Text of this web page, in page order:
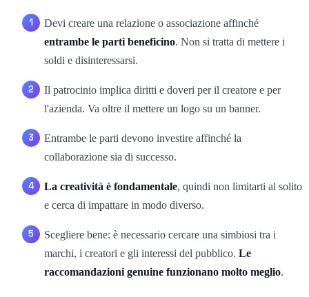
Devi creare una relazione o associazione affinché
entrambe le parti beneficino. Non si tratta di mettere i
soldi e disinteressarsi.
Il patrocinio implica diritti e doveri per il creatore e per
l'azienda. Va oltre il mettere un logo su un banner.
Entrambe le parti devono investire affinché la
collaborazione sia di successo.
La creatività è fondamentale, quindi non limitarti al solito
e cerca di impattare in modo diverso.
Scegliere bene: è necessario cercare una simbiosi tra i
marchi, i creatori e gli interessi del pubblico. Le
raccomandazioni genuine funzionano molto meglio.